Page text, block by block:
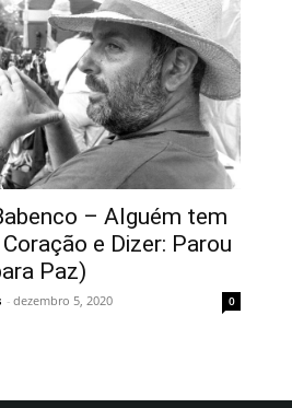
– Alguém tem
e Dizer: Parou
Paz)
- dezembro 5, 2020 0